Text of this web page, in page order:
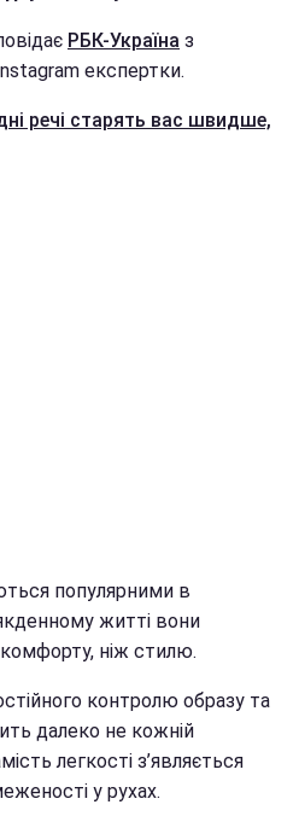
РБК-Україна з
експертки.
речі старять вас швидше,
популярними в
житті вони
ніж стилю.
контролю образу та
далеко не кожній
легкості з’являється
у рухах.